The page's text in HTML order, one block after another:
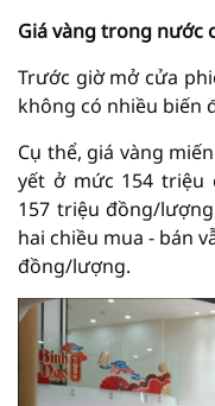
Giá vàng trong nước
Trước giờ mở cửa
không có nhiều biến
Cụ thể, giá vàng
yết ở mức 154 triệu
157 triệu đồng/
hai chiều mua - bán
đồng/lượng.